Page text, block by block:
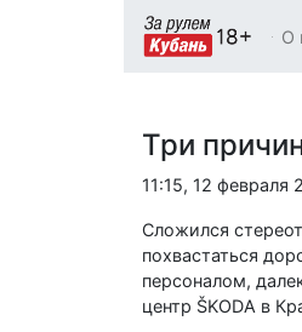
О
Три
11:15, 12 февраля
Сложился
похвастаться
персоналом,
центр ŠKODA в